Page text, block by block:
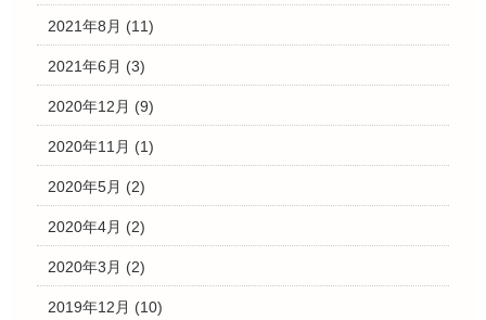
2021年8月 (11)
2021年6月 (3)
2020年12月 (9)
2020年11月 (1)
2020年5月 (2)
2020年4月 (2)
2020年3月 (2)
2019年12月 (10)